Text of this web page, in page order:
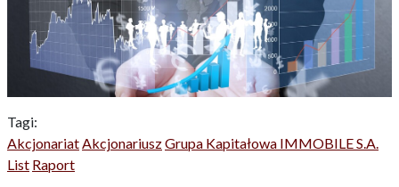
Tagi:
Akcjonariat AkcjonariuszGrupa Kapitałowa IMMOBILE S.A.
List Raport